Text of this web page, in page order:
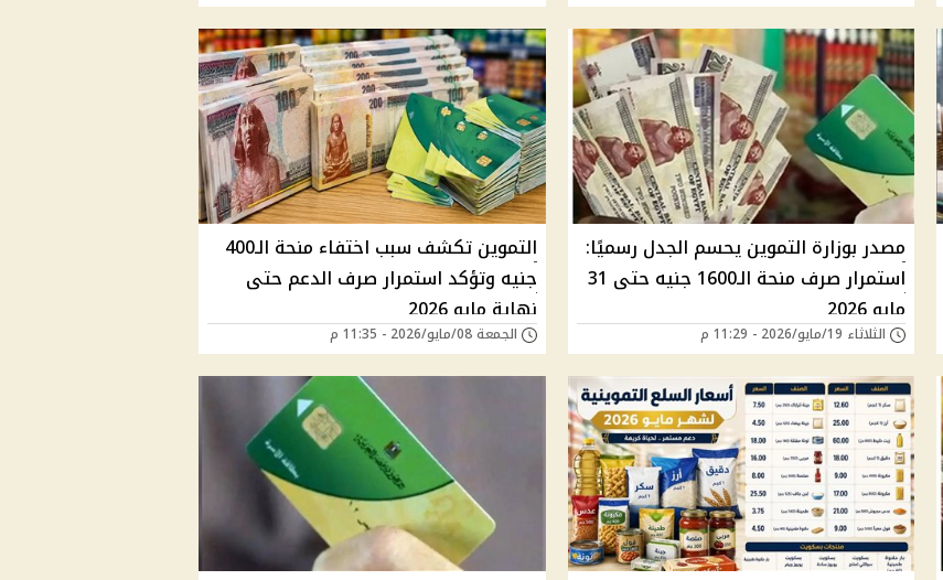
مصدر بوزارة التموين يحسم الجدل رسميًا:
استمرار صرف منحة الـ1600 جنيه حتى 31
مايو 2026
الثلاثاء 19/مايو/2026 - 11:29 م
التموين تكشف سبب اختفاء منحة الـ400
جنيه وتؤكد استمرار صرف الدعم حتى
نهاية مايو 2026
الجمعة 08/مايو/2026 - 11:35 م